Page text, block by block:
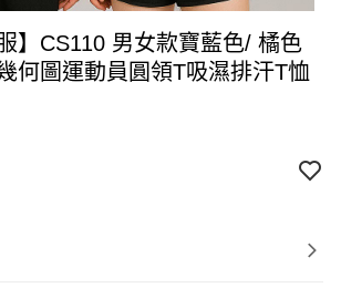
】CS110 男女款寶藍色/ 橘色
何圖運動員圓領T吸濕排汗T恤